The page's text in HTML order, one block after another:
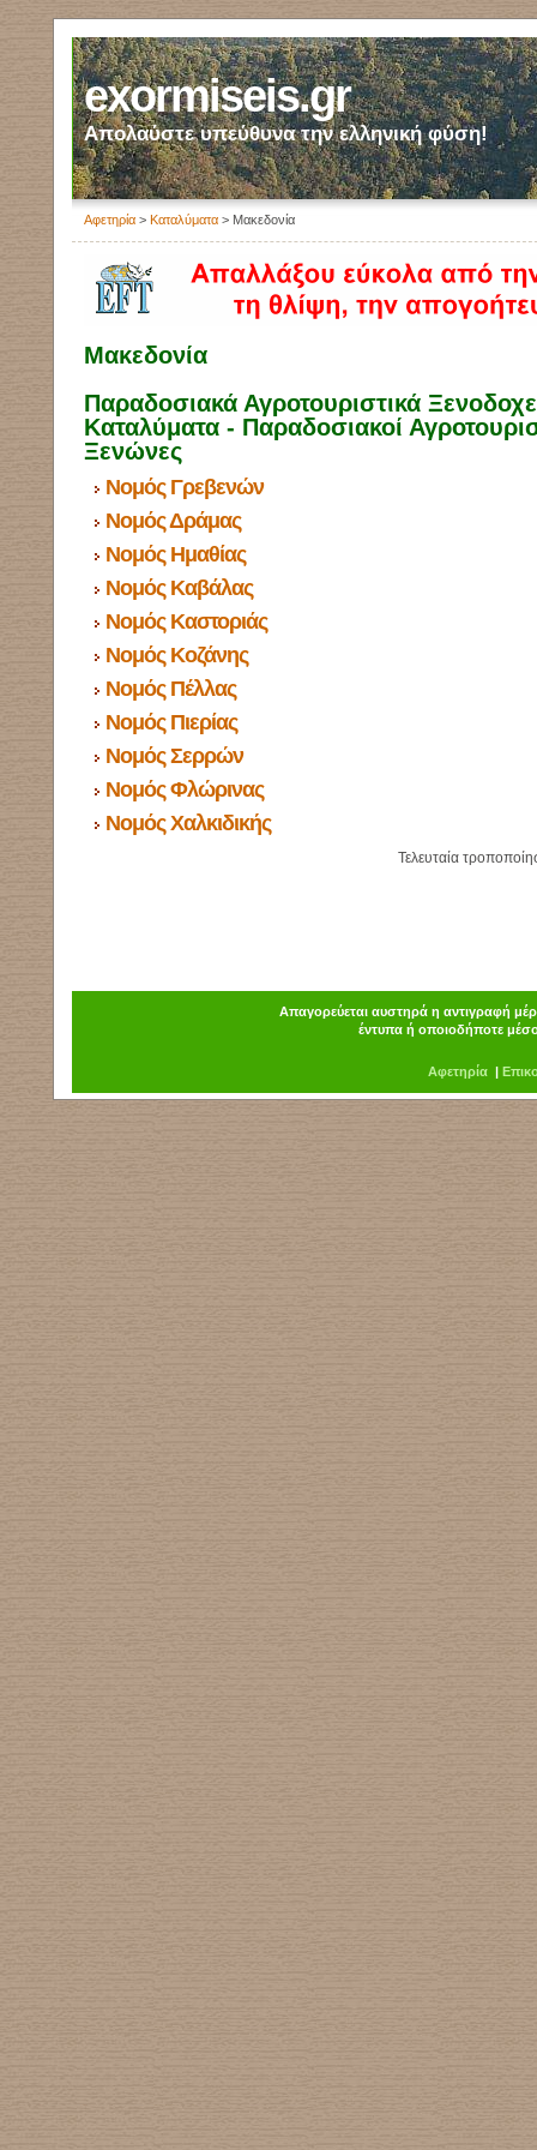
exormiseis.gr
Απολαύστε υπεύθυνα την ελληνική φύση!
Αφετηρία > Καταλύματα > Μακεδονία
Μακεδονία
Παραδοσιακά Αγροτουριστικά
Καταλύματα - Παραδοσιακοί
Ξενώνες
Νομός Γρεβενών
Νομός Δράμας
Νομός Ημαθίας
Νομός Καβάλας
Νομός Καστοριάς
Νομός Κοζάνης
Νομός Πέλλας
Νομός Πιερίας
Νομός Σερρών
Νομός Φλώρινας
Νομός Χαλκιδικής
Τελευταία
Απαγορεύεται αυστηρά η αντιγραφή
έντυπα ή οποιοδήποτε
Αφετηρία|